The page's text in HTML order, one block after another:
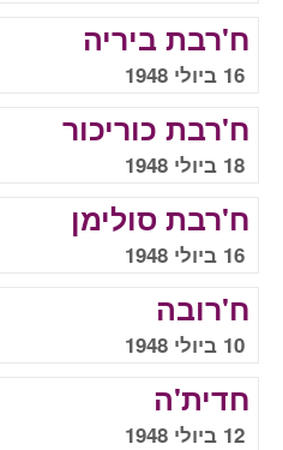
ח'רבת ביריה
16 ביולי 1948
ח'רבת כוריכור
18 ביולי 1948
ח'רבת סולימן
16 ביולי 1948
ח'רובה
10 ביולי 1948
חדית'ה
12 ביולי 1948